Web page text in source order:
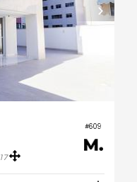
#609
17